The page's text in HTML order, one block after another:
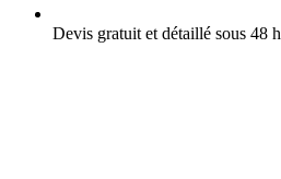
Devis gratuit et détaillé sous 48 h